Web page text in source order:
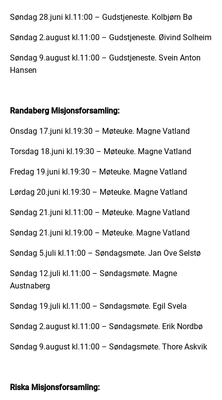
Søndag 28.juni kl.11:00 – Gudstjeneste. Kolbjørn Bø
Søndag 2.august kl.11:00 – Gudstjeneste. Øivind Solheim
Søndag 9.august kl.11:00 – Gudstjeneste. Svein Anton
Hansen
Randaberg Misjonsforsamling:
Onsdag 17.juni kl.19:30 – Møteuke. Magne Vatland
Torsdag 18.juni kl.19:30 – Møteuke. Magne Vatland
Fredag 19.juni kl.19:30 – Møteuke. Magne Vatland
Lørdag 20.juni kl.19:30 – Møteuke. Magne Vatland
Søndag 21.juni kl.11:00 – Møteuke. Magne Vatland
Søndag 21.juni kl.19:00 – Møteuke. Magne Vatland
Søndag 5.juli kl.11:00 – Søndagsmøte. Jan Ove Selstø
Søndag 12.juli kl.11:00 – Søndagsmøte. Magne
Austnaberg
Søndag 19.juli kl.11:00 – Søndagsmøte. Egil Svela
Søndag 2.august kl.11:00 – Søndagsmøte. Erik Nordbø
Søndag 9.august kl.11:00 – Søndagsmøte. Thore Askvik
Riska Misjonsforsamling: